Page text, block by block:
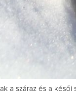
a száraz és a